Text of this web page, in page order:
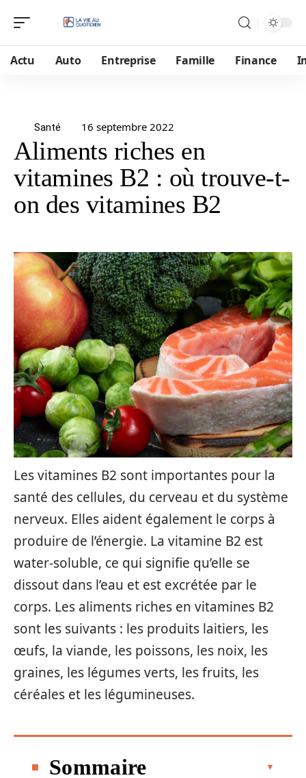
Actu Auto Entreprise Famille Finance
Santé 16 septembre 2022
Aliments riches en
vitamines B2 : où trouve-t-
on des vitamines B2
Les vitamines B2 sont importantes pour la
santé des cellules, du cerveau et du système
nerveux. Elles aident également le corps à
produire de l’énergie. La vitamine B2 est
water-soluble, ce qui signifie qu’elle se
dissout dans l’eau et est excrétée par le
corps. Les aliments riches en vitamines B2
sont les suivants : les produits laitiers, les
œufs, la viande, les poissons, les noix, les
graines, les légumes verts, les fruits, les
céréales et les légumineuses.
Sommaire